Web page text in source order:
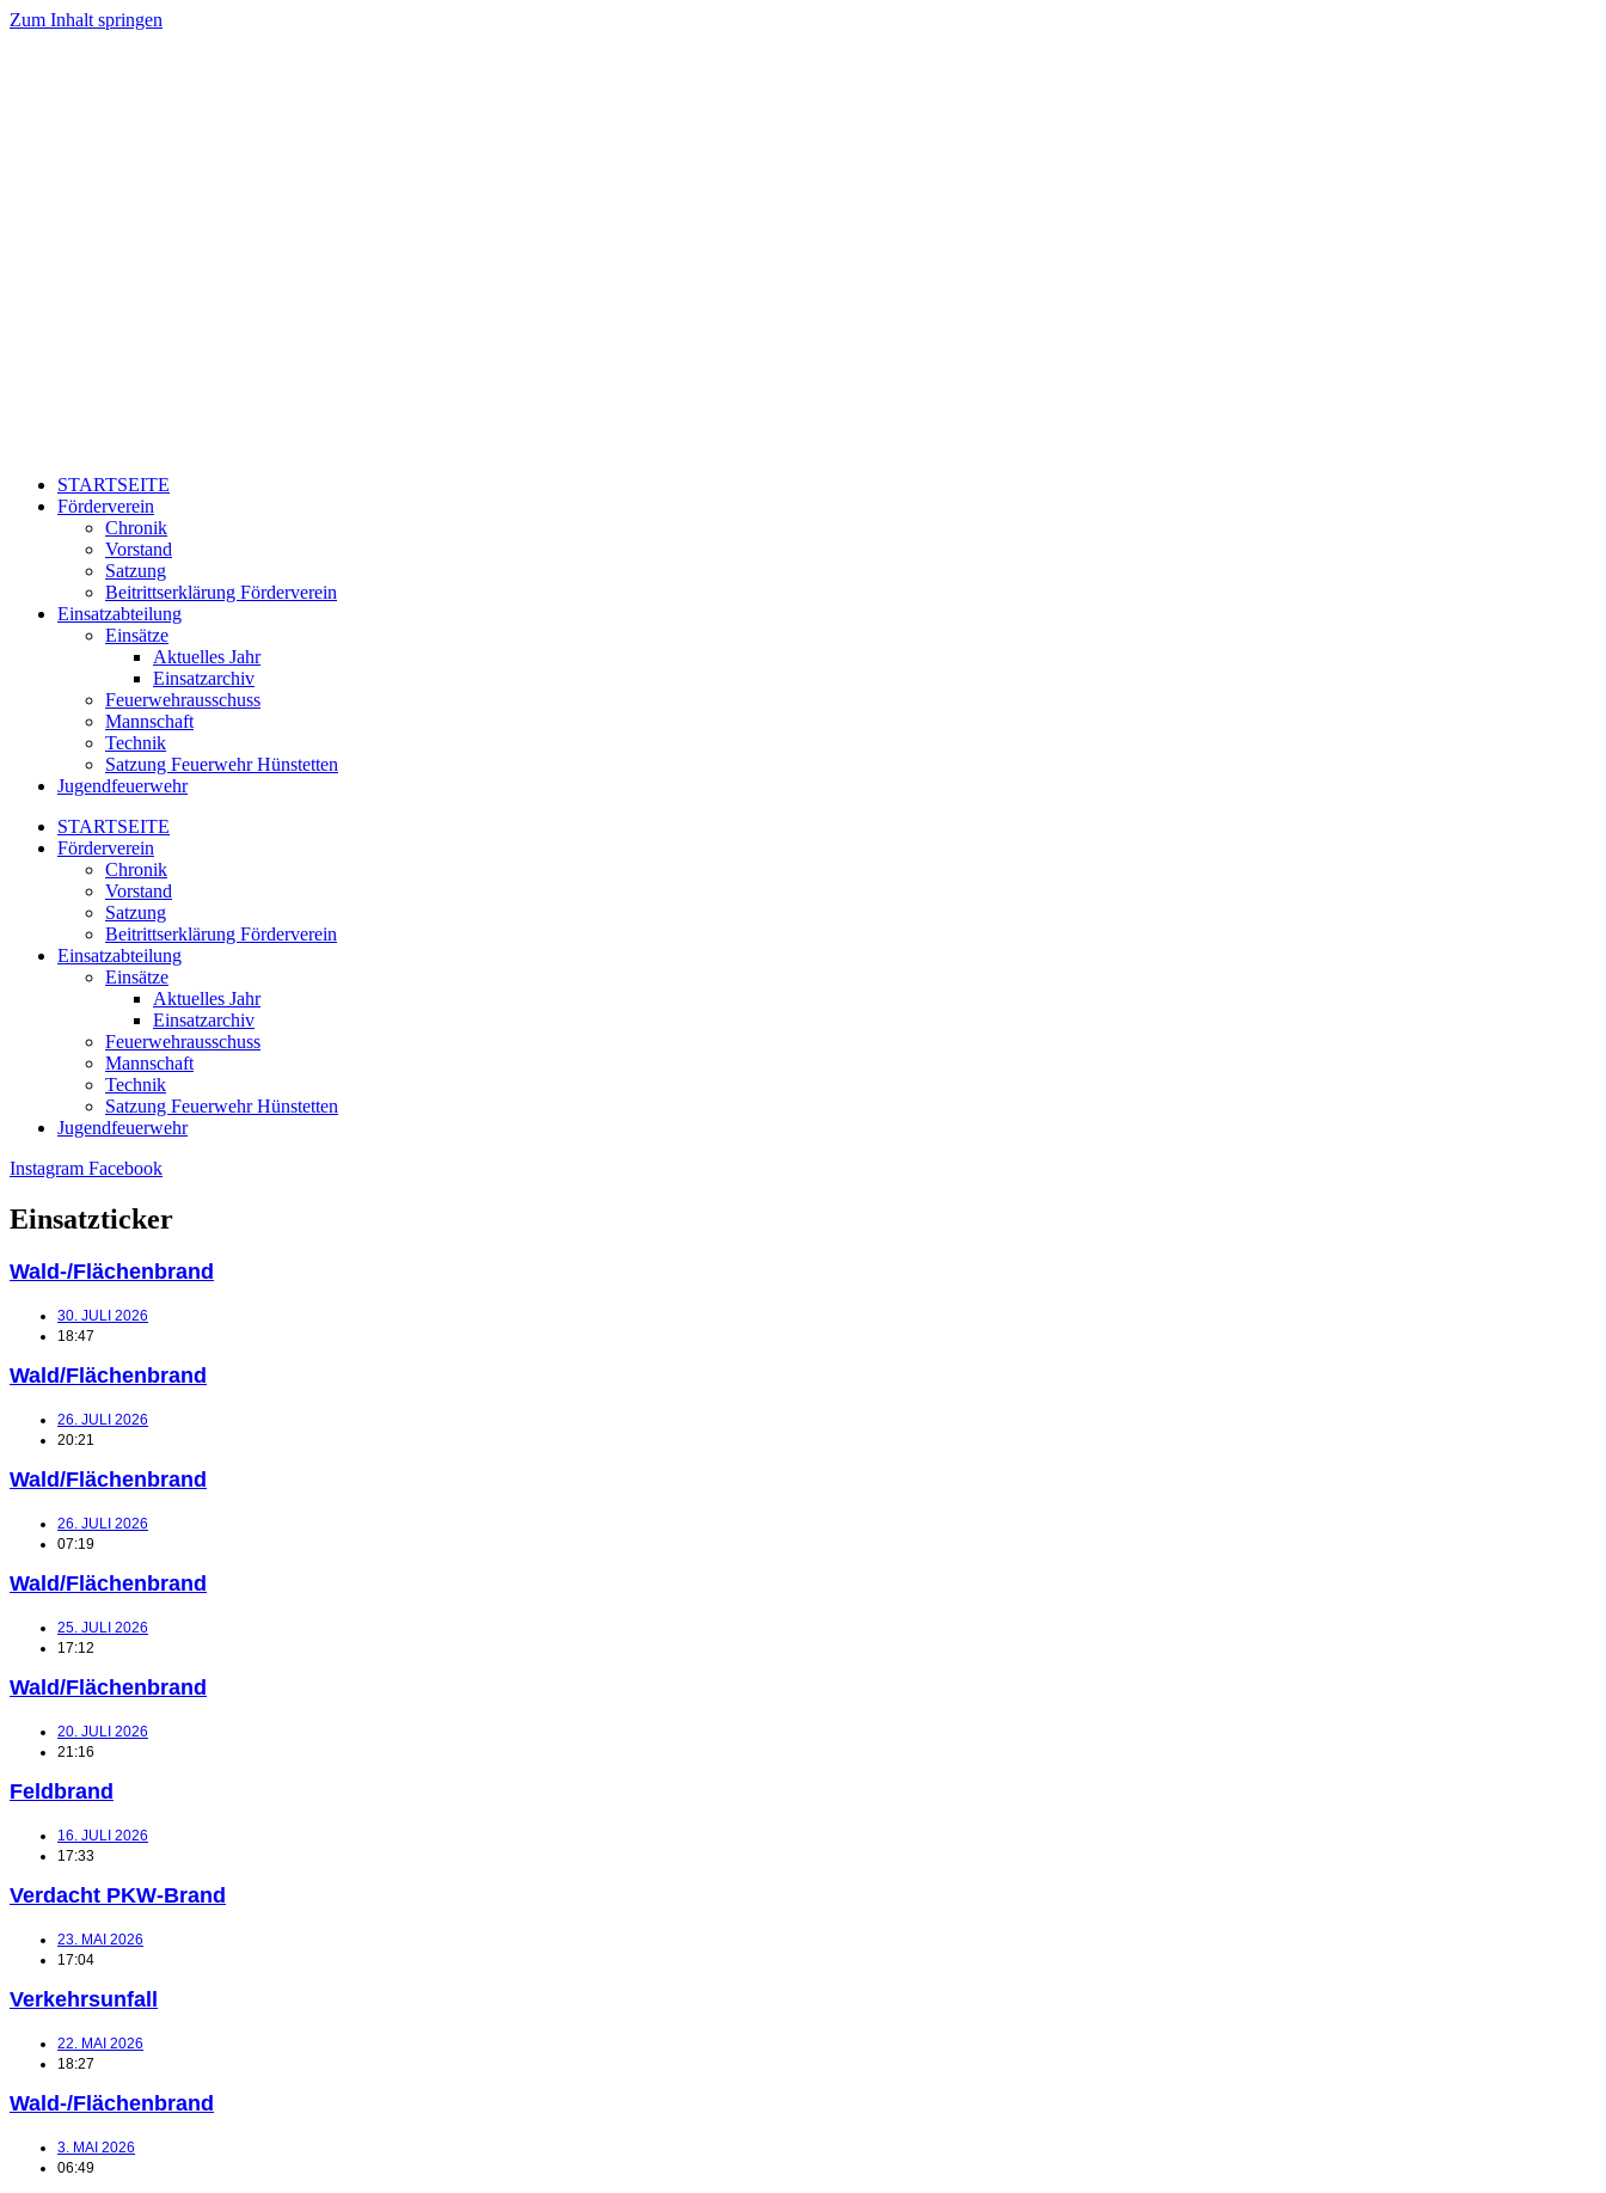
Zum Inhalt springen
STARTSEITE
Förderverein
Chronik
Vorstand
Satzung
Beitrittserklärung Förderverein
Einsatzabteilung
Einsätze
Aktuelles Jahr
Einsatzarchiv
Feuerwehrausschuss
Mannschaft
Technik
Satzung Feuerwehr Hünstetten
Jugendfeuerwehr
STARTSEITE
Förderverein
Chronik
Vorstand
Satzung
Beitrittserklärung Förderverein
Einsatzabteilung
Einsätze
Aktuelles Jahr
Einsatzarchiv
Feuerwehrausschuss
Mannschaft
Technik
Satzung Feuerwehr Hünstetten
Jugendfeuerwehr
Instagram Facebook
Einsatzticker
Wald-/Flächenbrand
30. JULI 2026
18:47
Wald/Flächenbrand
26. JULI 2026
20:21
Wald/Flächenbrand
26. JULI 2026
07:19
Wald/Flächenbrand
25. JULI 2026
17:12
Wald/Flächenbrand
20. JULI 2026
21:16
Feldbrand
16. JULI 2026
17:33
Verdacht PKW-Brand
23. MAI 2026
17:04
Verkehrsunfall
22. MAI 2026
18:27
Wald-/Flächenbrand
3. MAI 2026
06:49